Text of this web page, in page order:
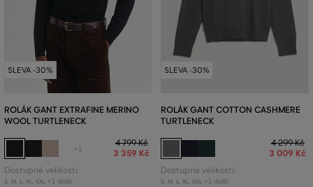
SLEVA -30%
ROLÁK GANT EXTRAFINE MERINO
WOOL TURTLENECK
+1
4 799 Kč
3 359 Kč
Dostupné velikosti:
S, M L XL XXL +1 další
SLEVA -30%
ROLÁK GANT COTTON CASHMERE
TURTLENECK
4 299 Kč
3 009 Kč
Dostupné velikosti:
S, M L XL XXL +1 další